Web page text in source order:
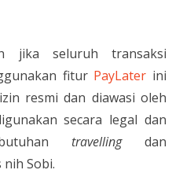
jika seluruh transaksi
fitur PayLater ini
resmi dan diawasi oleh
secara legal dan
travelling dan
Sobi.